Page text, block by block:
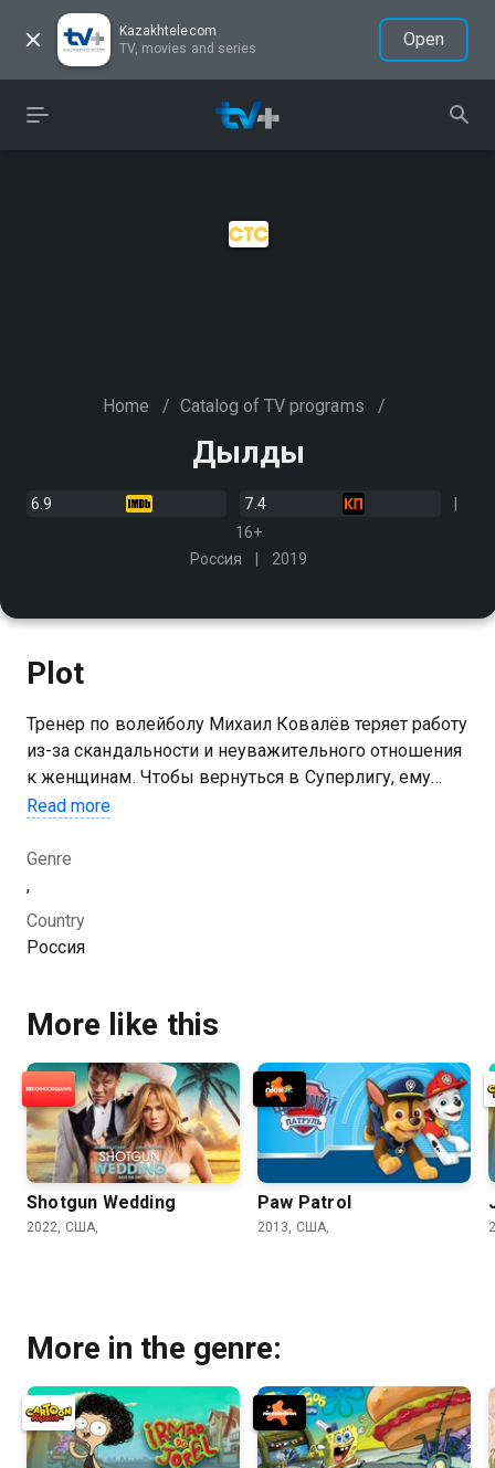
Kazakhtelecom
TV, movies and series
Open
Home / Catalog of TV programs /
Дылды
6.9
7.4
16+
Россия
2019
Plot
Тренер по волейболу Михаил Ковалёв теряет работу
из-за скандальности и неуважительного отношения
к женщинам. Чтобы вернуться в Суперлигу, ему
нужно выиграть чемпионат по волейболу с
Read more
Genre
,
Country
Россия
More like this
Shotgun Wedding
2022, США,
Paw Patrol
2013, США,
More in the genre: